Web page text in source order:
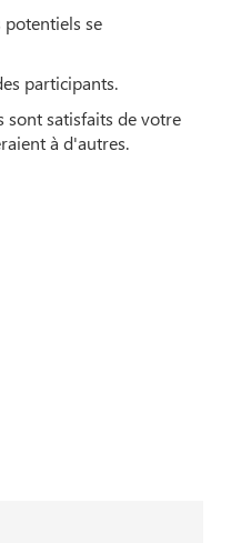
potentiels se
participants.
sont satisfaits de votre
à d'autres.